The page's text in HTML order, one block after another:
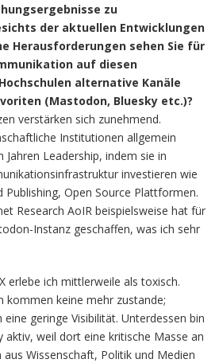
zu
der aktuellen Entwicklungen
Herausforderungen sehen Sie für
auf diesen
alternative Kanäle
(Mastodon, Bluesky etc.)?
verstärken sich zunehmend.
Institutionen allgemein
Jahren Leadership, indem sie in
investieren wie
Publishing, Open Source Plattformen.
Research AoIR beispielsweise hat für
Instanz geschaffen, was ich sehr
erlebe ich mittlerweile als toxisch.
kommen keine mehr zustande;
geringe Visibilität. Unterdessen bin
aktiv, weil dort eine kritische Masse an
Wissenschaft, Politik und Medien